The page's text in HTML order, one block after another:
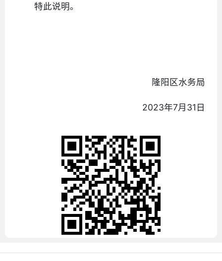
特此说明。
隆阳区水务局
2023年7月31日